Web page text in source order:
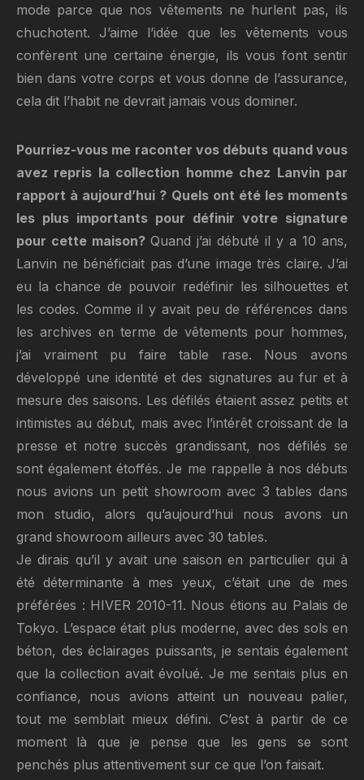
mode parce que nos vêtements ne hurlent pas, ils
chuchotent. J’aime l’idée que les vêtements vous
confèrent une certaine énergie, ils vous font sentir
bien dans votre corps et vous donne de l’assurance,
cela dit l’habit ne devrait jamais vous dominer.
Pourriez-vous me raconter vos débuts quand vous
avez repris la collection homme chez Lanvin par
rapport à aujourd’hui ? Quels ont été les moments
les plus importants pour définir votre signature
pour cette maison? Quand j’ai débuté il y a 10 ans,
Lanvin ne bénéficiait pas d’une image très claire. J’ai
eu la chance de pouvoir redéfinir les silhouettes et
les codes. Comme il y avait peu de références dans
les archives en terme de vêtements pour hommes,
j’ai vraiment pu faire table rase. Nous avons
développé une identité et des signatures au fur et à
mesure des saisons. Les défilés étaient assez petits et
intimistes au début, mais avec l’intérêt croissant de la
presse et notre succès grandissant, nos défilés se
sont également étoffés. Je me rappelle à nos débuts
nous avions un petit showroom avec 3 tables dans
mon studio, alors qu’aujourd’hui nous avons un
grand showroom ailleurs avec 30 tables.
Je dirais qu’il y avait une saison en particulier qui à
été déterminante à mes yeux, c’était une de mes
préférées : HIVER 2010-11. Nous étions au Palais de
Tokyo. L’espace était plus moderne, avec des sols en
béton, des éclairages puissants, je sentais également
que la collection avait évolué. Je me sentais plus en
confiance, nous avions atteint un nouveau palier,
tout me semblait mieux défini. C’est à partir de ce
moment là que je pense que les gens se sont
penchés plus attentivement sur ce que l’on faisait.